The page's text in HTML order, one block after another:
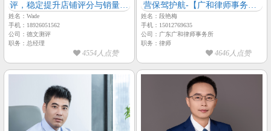
评，稳定提升店铺评分与销量排
名【德文测评-总经理-Wade】
姓名：Wade
手机：18926051562
公司：德文测评
职务：总经理
4554人点赞
营保驾护航-【广和律师事务所-
律师-段艳梅】
姓名：段艳梅
手机：15012769635
公司：广东广和律师事务所
职务：律师
4646人点赞